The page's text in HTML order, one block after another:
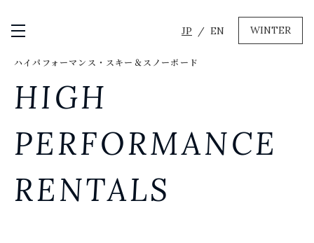
メニュー開閉 JP EN WINTER
GREEN
キャンプ イベント遊具
WINTER
ハイパフォーマンス・スキー＆スノーボード
HIGH
PERFORMANCE
RENTALS